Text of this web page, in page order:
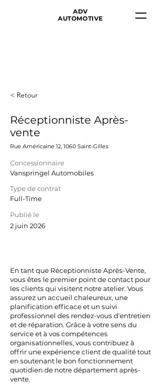
ADV
AUTOMOTIVE
< Retour
Réceptionniste Après-
vente
Rue Américaine 12, 1060 Saint-Gilles
Concessionnaire
Vanspringel Automobiles
Type de contrat
Full-Time
Publié le
2 juin 2026
En tant que Réceptionniste Après-Vente,
vous êtes le premier point de contact pour
les clients qui visitent notre atelier. Vous
assurez un accueil chaleureux, une
planification efficace et un suivi
professionnel des rendez-vous d'entretien
et de réparation. Grâce à votre sens du
service et à vos compétences
organisationnelles, vous contribuez à
offrir une expérience client de qualité tout
en soutenant le bon fonctionnement
quotidien de notre département après-
vente.